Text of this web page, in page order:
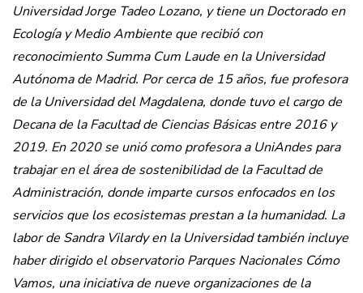
Universidad Jorge Tadeo Lozano, y tiene un Doctorado en
Ecología y Medio Ambiente que recibió con
reconocimiento Summa Cum Laude en la Universidad
Autónoma de Madrid. Por cerca de 15 años, fue profesora
de la Universidad del Magdalena, donde tuvo el cargo de
Decana de la Facultad de Ciencias Básicas entre 2016 y
2019. En 2020 se unió como profesora a UniAndes para
trabajar en el área de sostenibilidad de la Facultad de
Administración, donde imparte cursos enfocados en los
servicios que los ecosistemas prestan a la humanidad. La
labor de Sandra Vilardy en la Universidad también incluye
haber dirigido el observatorio Parques Nacionales Cómo
Vamos, una iniciativa de nueve organizaciones de la